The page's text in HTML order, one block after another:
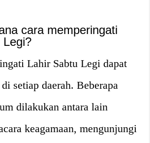
cara memperingati
Legi?
Lahir Sabtu Legi dapat
setiap daerah. Beberapa
dilakukan antara lain
keagamaan, mengunjungi